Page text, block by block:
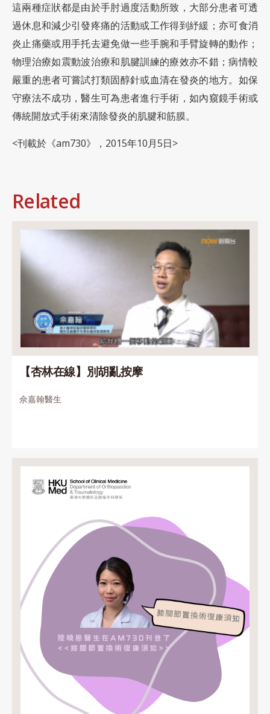
這兩種症狀都是由於手肘過度活動所致，大部分患者可透
過休息和減少引發疼痛的活動或工作得到紓緩；亦可食消
炎止痛藥或用手托去避免做一些手腕和手臂旋轉的動作；
物理治療如震動波治療和肌腱訓練的療效亦不錯；病情較
嚴重的患者可嘗試打類固醇針或血清在發炎的地方。如保
守療法不成功，醫生可為患者進行手術，如內窺鏡手術或
傳統開放式手術來清除發炎的肌腱和筋膜。
<刊載於《am730》，2015年10月5日>
Related
【杏林在線】別胡亂按摩
佘嘉翰醫生